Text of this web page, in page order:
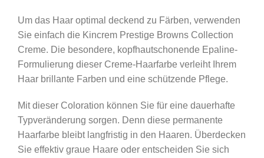
Super
Light
Golden
Blonde
/
Hellblond
Gold
Menge
Um das Haar optimal deckend zu Färben, verwenden
Sie einfach die Kincrem Prestige Browns Collection
Creme. Die besondere, kopfhautschonende Epaline-
Formulierung dieser Creme-Haarfarbe verleiht Ihrem
Haar brillante Farben und eine schützende Pflege.
Mit dieser Coloration können Sie für eine dauerhafte
Typveränderung sorgen. Denn diese permanente
Haarfarbe bleibt langfristig in den Haaren. Überdecken
Sie effektiv graue Haare oder entscheiden Sie sich